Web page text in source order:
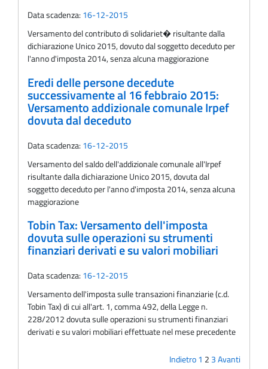
Data scadenza: 16-12-2015
Versamento del contributo di solidariet� risultante dalla
dichiarazione Unico 2015, dovuto dal soggetto deceduto per
l'anno d'imposta 2014, senza alcuna maggiorazione
Eredi delle persone decedute
successivamente al 16 febbraio 2015:
Versamento addizionale comunale Irpef
dovuta dal deceduto
Data scadenza: 16-12-2015
Versamento del saldo dell'addizionale comunale all'Irpef
risultante dalla dichiarazione Unico 2015, dovuta dal
soggetto deceduto per l'anno d'imposta 2014, senza alcuna
maggiorazione
Tobin Tax: Versamento dell'imposta
dovuta sulle operazioni su strumenti
finanziari derivati e su valori mobiliari
Data scadenza: 16-12-2015
Versamento dell'imposta sulle transazioni finanziarie (c.d.
Tobin Tax) di cui all'art. 1, comma 492, della Legge n.
228/2012 dovuta sulle operazioni su strumenti finanziari
derivati e su valori mobiliari effettuate nel mese precedente
Indietro1 2 3Avanti